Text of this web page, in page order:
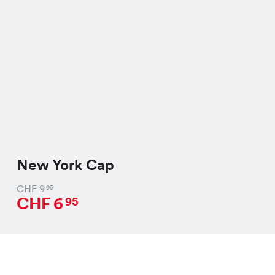
New York Cap
CHF995
CHF695